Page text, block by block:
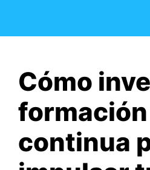
contenido
Cómo
formación
continua